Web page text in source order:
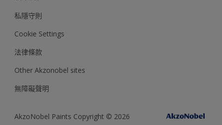
私隱守則
Cookie Settings
法律條款
Other Akzonobel sites
無障礙聲明
AkzoNobel Paints Copyright © 2026